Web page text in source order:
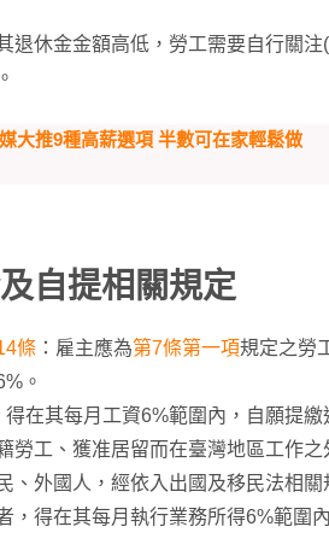
退休金金額高低，勞工需要自行關
大推9種高薪選項 半數可在家輕鬆做
自提相關規定
條 ：雇主應為第7條第一項規定之勞
。
在其每月工資6%範圍內，自願提繳
勞工、獲准居留而在臺灣地區工作之
、外國人，經依入出國及移民法相關
，得在其每月執行業務所得6%範圍